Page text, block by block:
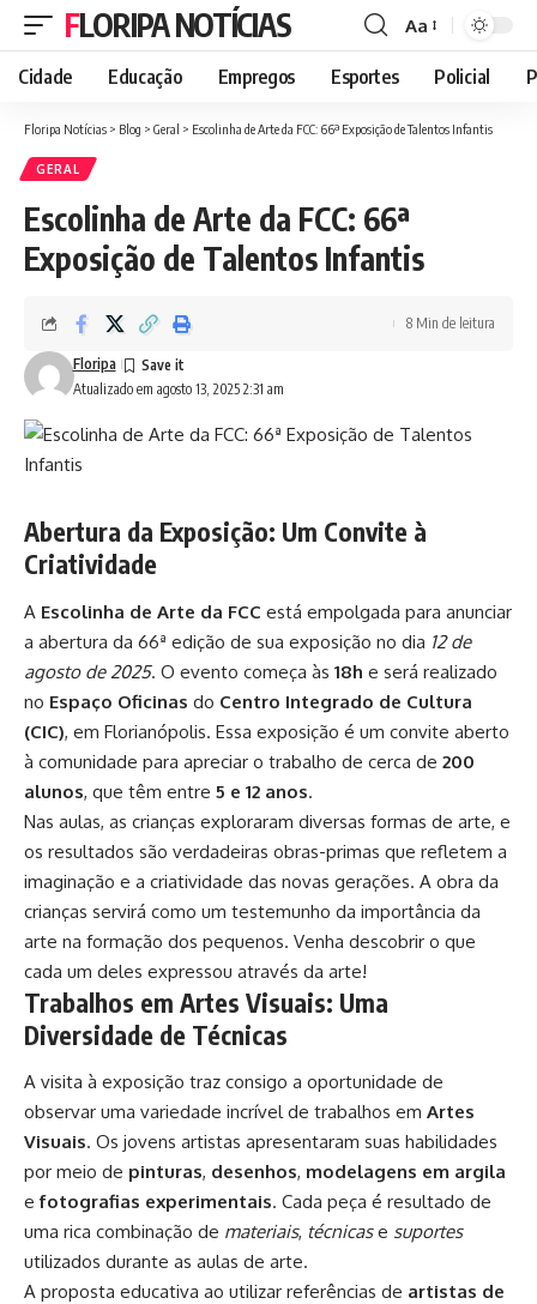
FLORIPA NOTÍCIAS
Font
Resizer
Aa
Cidade Educação Empregos Esportes Policial
Floripa Notícias > Blog > Geral > Escolinha de Arte da FCC: 66ª Exposição de Talentos Infantis
GERAL
Escolinha de Arte da FCC: 66ª
Exposição de Talentos Infantis
Atualizado em agosto 13, 2025 2:31 am
Floripa
8 Min de leitura
Abertura da Exposição: Um Convite à
Criatividade
A Escolinha de Arte da FCC está empolgada para anunciar
a abertura da 66ª edição de sua exposição no dia 12 de
agosto de 2025. O evento começa às 18h e será realizado
no Espaço Oficinas do Centro Integrado de Cultura
(CIC), em Florianópolis. Essa exposição é um convite aberto
à comunidade para apreciar o trabalho de cerca de 200
alunos, que têm entre 5 e 12 anos.
Nas aulas, as crianças exploraram diversas formas de arte, e
os resultados são verdadeiras obras-primas que refletem a
imaginação e a criatividade das novas gerações. A obra da
crianças servirá como um testemunho da importância da
arte na formação dos pequenos. Venha descobrir o que
cada um deles expressou através da arte!
Trabalhos em Artes Visuais: Uma
Diversidade de Técnicas
A visita à exposição traz consigo a oportunidade de
observar uma variedade incrível de trabalhos em Artes
Visuais. Os jovens artistas apresentaram suas habilidades
por meio de pinturas, desenhos, modelagens em argila
efotografias experimentais. Cada peça é resultado de
uma rica combinação de materiais, técnicase suportes
utilizados durante as aulas de arte.
A proposta educativa ao utilizar referências de artistas de